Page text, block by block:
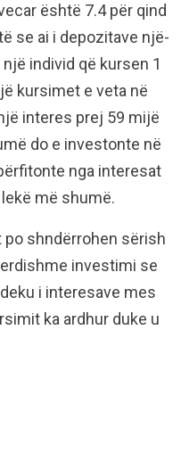
është 7.4 për qind
se ai i depozitave një-
individ që kursen 1
kursimet e veta në
interes prej 59 mijë
do e investonte në
nga interesat
më shumë.
shndërrohen sërish
investimi se
i interesave mes
ka ardhur duke u